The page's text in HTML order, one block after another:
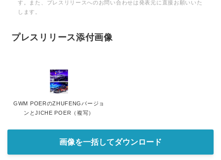
す。また、プレスリリースへのお問い合わせは発表元に直接お願いいた
します。
プレスリリース添付画像
GWM POERのZHUFENGバージョ
ンとJICHE POER（複写）
画像を一括してダウンロード